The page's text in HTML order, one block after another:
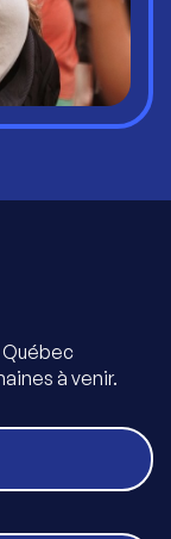
Québec
à venir.